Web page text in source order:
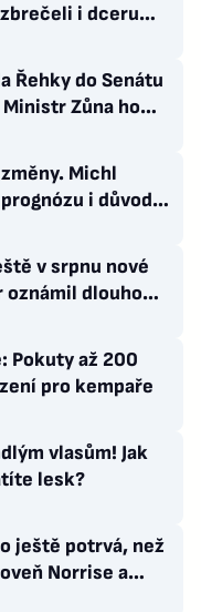
i dceru
Řehky do Senátu
Zůna ho
haní i chválí
Michl
i důvody
v srpnu nové
oznámil dlouho
Pokuty až 200
pro kempaře
vlasům! Jak
lesk?
ještě potrvá, než
Norrise a